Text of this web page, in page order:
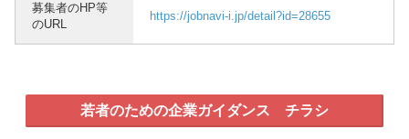
募集者のHP等
のURL
https://jobnavi-i.jp/detail?id=28655
若者のための企業ガイダンス チラシ